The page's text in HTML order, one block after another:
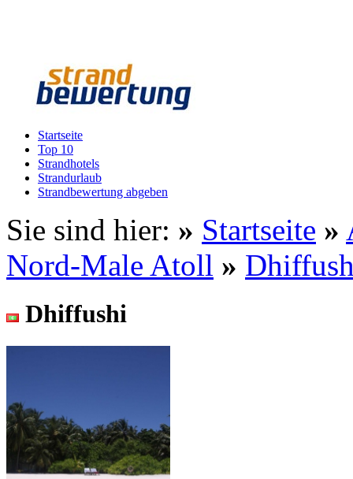
Startseite
Top 10
Strandhotels
Strandurlaub
Strandbewertung abgeben
Sie sind hier: » Startseite »
Nord-Male Atoll »
Dhiffushi